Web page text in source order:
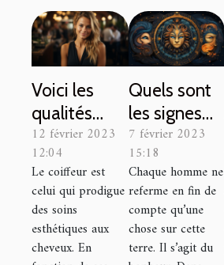
Voici les
qualités
d'un bon
coiffeur
12 février 2023
12:04
Le coiffeur est
celui qui prodigue
des soins
esthétiques aux
cheveux. En
Quels sont
les signes
du zodiaque
qui
connaîtront
le bonheur
durant cette
année ?
7 février 2023
15:18
Chaque homme ne
referme en fin de
compte qu’une
chose sur cette
terre. Il s’agit du